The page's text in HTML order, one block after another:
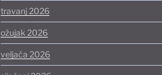
travanj 2026
ožujak 2026
veljača 2026